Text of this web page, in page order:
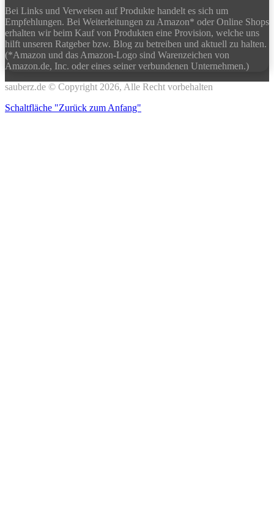
Bei Links und Verweisen auf Produkte handelt es sich um
Empfehlungen. Bei Weiterleitungen zu Amazon* oder Online Shops
erhalten wir beim Kauf von Produkten eine Provision, welche uns
hilft unseren Ratgeber bzw. Blog zu betreiben und aktuell zu halten.
(*Amazon und das Amazon-Logo sind Warenzeichen von
Amazon.de, Inc. oder eines seiner verbundenen Unternehmen.)
sauberz.de © Copyright 2026, Alle Recht vorbehalten
Schaltfläche "Zurück zum Anfang"